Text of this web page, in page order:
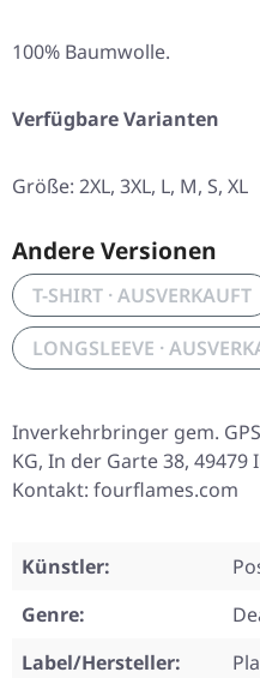
100% Baumwolle.
Verfügbare Varianten
Größe: 2XL, 3XL, L, M, S, XL
Andere Versionen
T-SHIRT · AUSVERKAUFT
LONGSLEEVE ·
Inverkehrbringer gem.
KG, In der Garte 38,
Kontakt: fourflames.com
Künstler:
Genre:
Label/Hersteller: